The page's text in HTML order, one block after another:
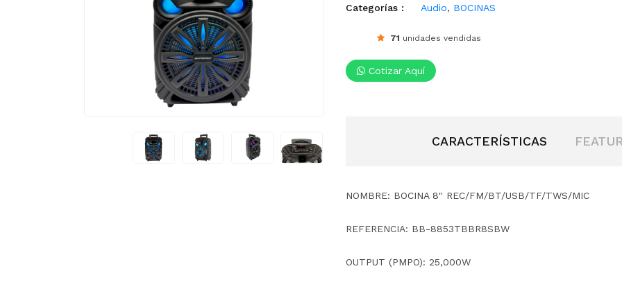
Categorías : Audio, BOCINAS
71 unidades vendidas
Cotizar Aquí
CARACTERÍSTICAS
NOMBRE: BOCINA 8" REC/FM/BT/USB/TF/TWS/MIC
REFERENCIA: BB-8853TBBR8SBW
OUTPUT (PMPO): 25,000W